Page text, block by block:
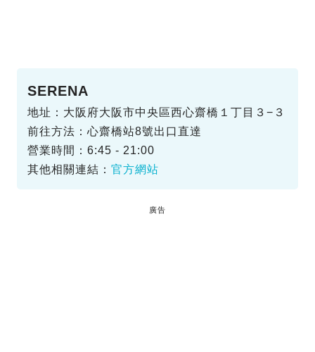
SERENA
地址：大阪府大阪市中央區西心齋橋１丁目３−３
前往方法：心齋橋站8號出口直達
營業時間：6:45 - 21:00
其他相關連結： 官方網站
廣告